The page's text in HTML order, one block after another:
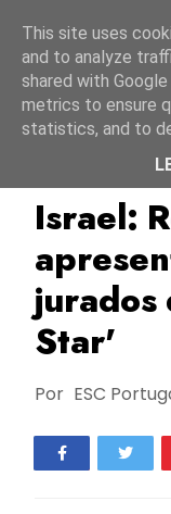
Israel:
jurados
Star'
Por ESC
This site uses
and to analyze
shared with
metrics to ensure
statistics, and to